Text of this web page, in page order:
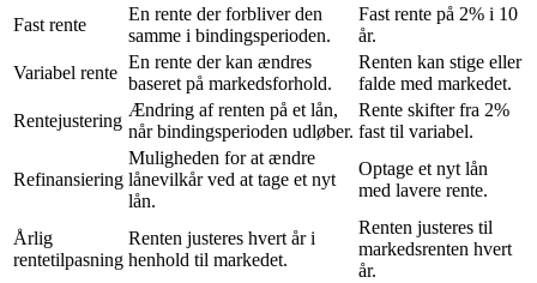
Fast rente
En rente der forbliver den
samme i bindingsperioden.
Fast rente på 2% i 10
år.
Variabel rente
En rente der kan ændres
baseret på markedsforhold.
Renten kan stige eller
falde med markedet.
Rentejustering
Ændring af renten på et lån,
når bindingsperioden udløber.
Rente skifter fra 2%
fast til variabel.
Refinansiering
Muligheden for at ændre
lånevilkår ved at tage et nyt
lån.
Optage et nyt lån
med lavere rente.
Årlig
rentetilpasning
Renten justeres hvert år i
henhold til markedet.
Renten justeres til
markedsrenten hvert
år.